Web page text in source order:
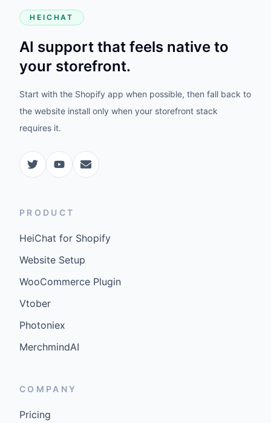
HEICHAT
AI support that feels native to
your storefront.
Start with the Shopify app when possible, then fall back to
the website install only when your storefront stack
requires it.
PRODUCT
HeiChat for Shopify
Website Setup
WooCommerce Plugin
Vtober
Photoniex
MerchmindAI
COMPANY
Pricing